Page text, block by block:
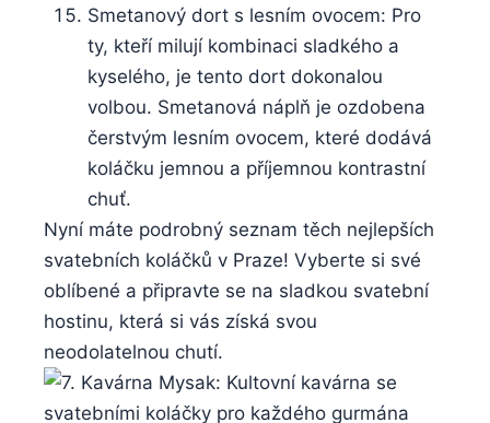
Smetanový dort s lesním ovocem: Pro
ty, kteří milují kombinaci sladkého a
kyselého, je tento dort dokonalou
volbou. Smetanová náplň je ozdobena
čerstvým lesním ovocem, které dodává
koláčku jemnou a příjemnou kontrastní
chuť.
Nyní máte podrobný seznam těch nejlepších
svatebních koláčků v Praze! Vyberte si své
oblíbené a připravte se na sladkou svatební
hostinu, která si vás získá svou
neodolatelnou chutí.